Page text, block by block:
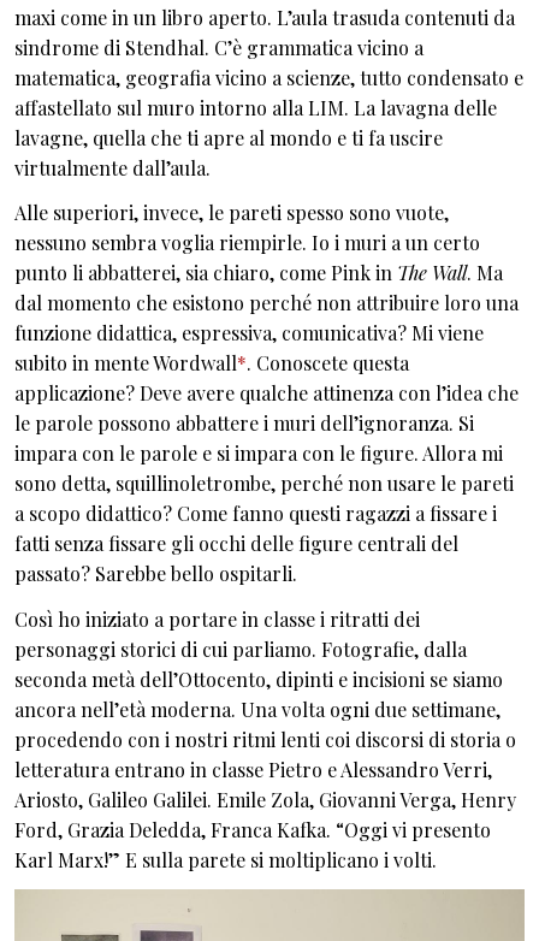
maxi come in un libro aperto. L’aula trasuda contenuti da
sindrome di Stendhal. C’è grammatica vicino a
matematica, geografia vicino a scienze, tutto condensato e
affastellato sul muro intorno alla LIM. La lavagna delle
lavagne, quella che ti apre al mondo e ti fa uscire
virtualmente dall’aula.
Alle superiori, invece, le pareti spesso sono vuote,
nessuno sembra voglia riempirle. Io i muri a un certo
punto li abbatterei, sia chiaro, come Pink in The Wall. Ma
dal momento che esistono perché non attribuire loro una
funzione didattica, espressiva, comunicativa? Mi viene
subito in mente Wordwall*. Conoscete questa
applicazione? Deve avere qualche attinenza con l’idea che
le parole possono abbattere i muri dell’ignoranza. Si
impara con le parole e si impara con le figure. Allora mi
sono detta, squillinoletrombe, perché non usare le pareti
a scopo didattico? Come fanno questi ragazzi a fissare i
fatti senza fissare gli occhi delle figure centrali del
passato? Sarebbe bello ospitarli.
Così ho iniziato a portare in classe i ritratti dei
personaggi storici di cui parliamo. Fotografie, dalla
seconda metà dell’Ottocento, dipinti e incisioni se siamo
ancora nell’età moderna. Una volta ogni due settimane,
procedendo con i nostri ritmi lenti coi discorsi di storia o
letteratura entrano in classe Pietro e Alessandro Verri,
Ariosto, Galileo Galilei. Emile Zola, Giovanni Verga, Henry
Ford, Grazia Deledda, Franca Kafka. “Oggi vi presento
Karl Marx!” E sulla parete si moltiplicano i volti.